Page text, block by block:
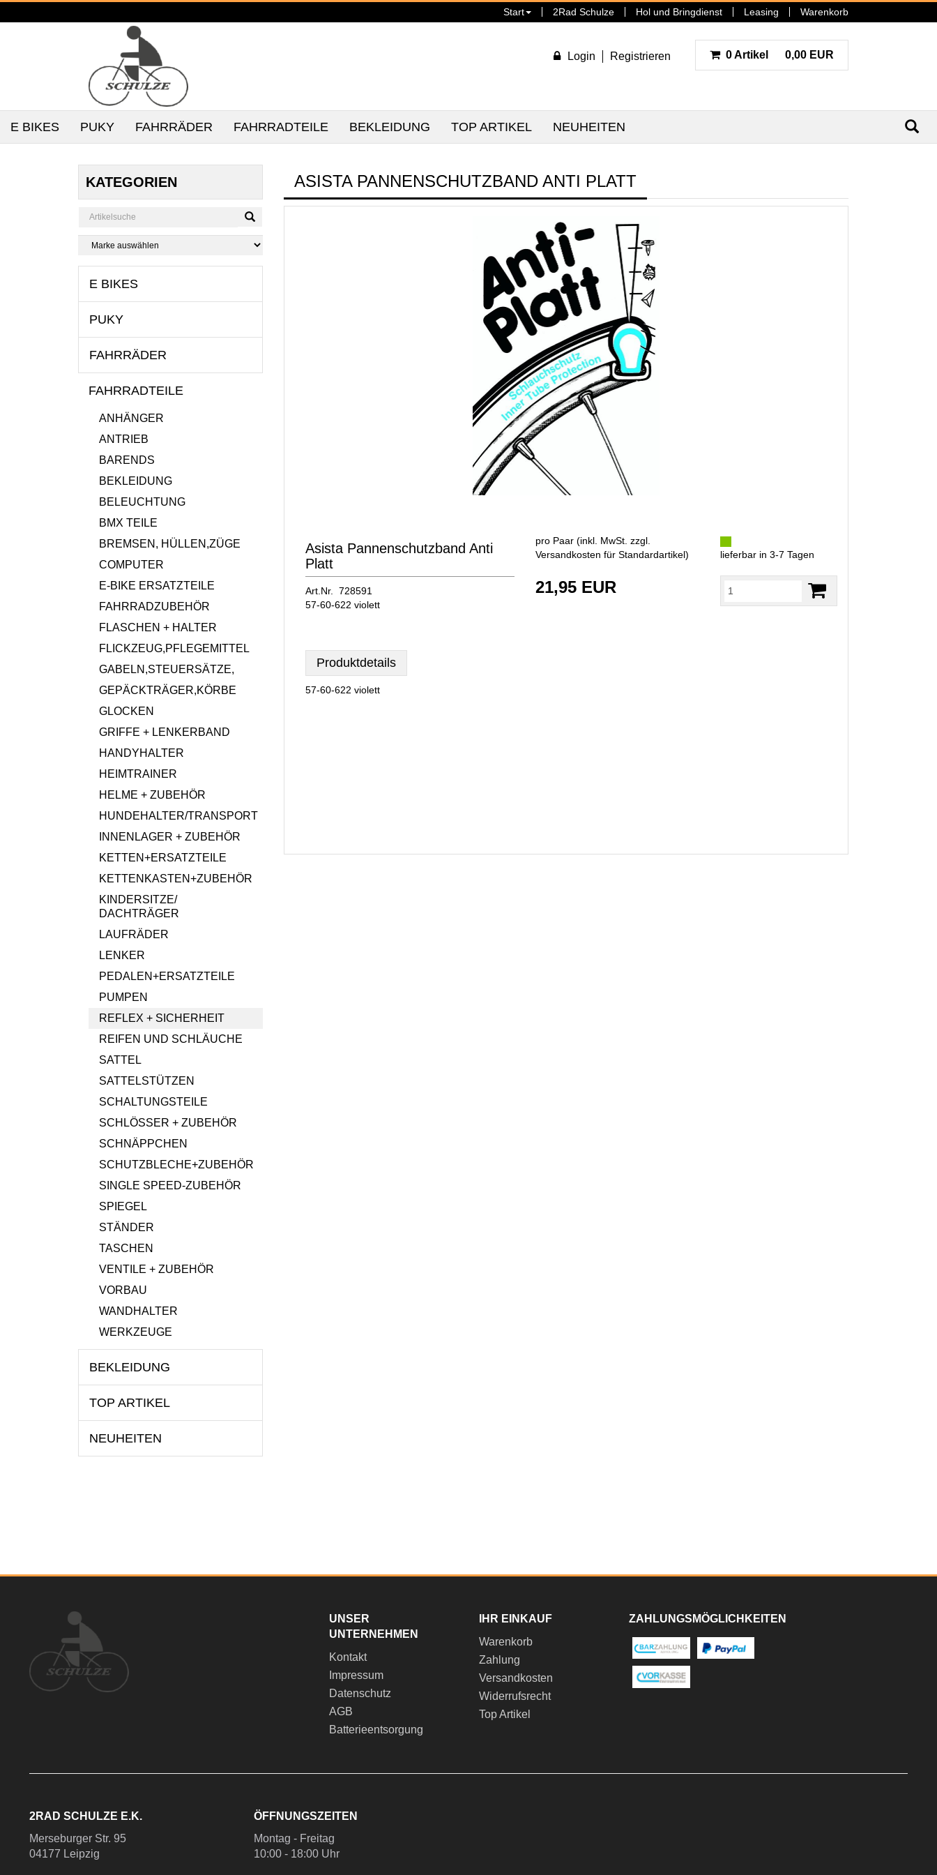
Start 2Rad Schulze Hol und Bringdienst Leasing Warenkorb
Login Registrieren 0 Artikel 0,00 EUR
E BIKES PUKY FAHRRÄDER FAHRRADTEILE BEKLEIDUNG TOP ARTIKEL NEUHEITEN
KATEGORIEN
E BIKES
PUKY
FAHRRÄDER
FAHRRADTEILE
ANHÄNGER
ANTRIEB
BARENDS
BEKLEIDUNG
BELEUCHTUNG
BMX TEILE
BREMSEN, HÜLLEN,ZÜGE
COMPUTER
E-BIKE ERSATZTEILE
FAHRRADZUBEHÖR
FLASCHEN + HALTER
FLICKZEUG,PFLEGEMITTEL
GABELN,STEUERSÄTZE,
GEPÄCKTRÄGER,KÖRBE
GLOCKEN
GRIFFE + LENKERBAND
HANDYHALTER
HEIMTRAINER
HELME + ZUBEHÖR
HUNDEHALTER/TRANSPORT
INNENLAGER + ZUBEHÖR
KETTEN+ERSATZTEILE
KETTENKASTEN+ZUBEHÖR
KINDERSITZE/
DACHTRÄGER
LAUFRÄDER
LENKER
PEDALEN+ERSATZTEILE
PUMPEN
REFLEX + SICHERHEIT
REIFEN UND SCHLÄUCHE
SATTEL
SATTELSTÜTZEN
SCHALTUNGSTEILE
SCHLÖSSER + ZUBEHÖR
SCHNÄPPCHEN
SCHUTZBLECHE+ZUBEHÖR
SINGLE SPEED-ZUBEHÖR
SPIEGEL
STÄNDER
TASCHEN
VENTILE + ZUBEHÖR
VORBAU
WANDHALTER
WERKZEUGE
BEKLEIDUNG
TOP ARTIKEL
NEUHEITEN
ASISTA PANNENSCHUTZBAND ANTI PLATT
Asista Pannenschutzband Anti
Platt
Art.Nr. 728591
57-60-622 violett
pro Paar (inkl. MwSt. zzgl.
Versandkosten für Standardartikel)
21,95 EUR
lieferbar in 3-7 Tagen
Produktdetails
57-60-622 violett
UNSER
UNTERNEHMEN
Kontakt
Impressum
Datenschutz
AGB
Batterieentsorgung
IHR EINKAUF
Warenkorb
Zahlung
Versandkosten
Widerrufsrecht
Top Artikel
ZAHLUNGSMÖGLICHKEITEN
2RAD SCHULZE E.K.
Merseburger Str. 95
04177 Leipzig
ÖFFNUNGSZEITEN
Montag - Freitag
10:00 - 18:00 Uhr